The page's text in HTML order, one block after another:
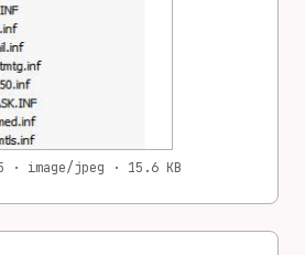
· image/jpeg · 15.6 KB